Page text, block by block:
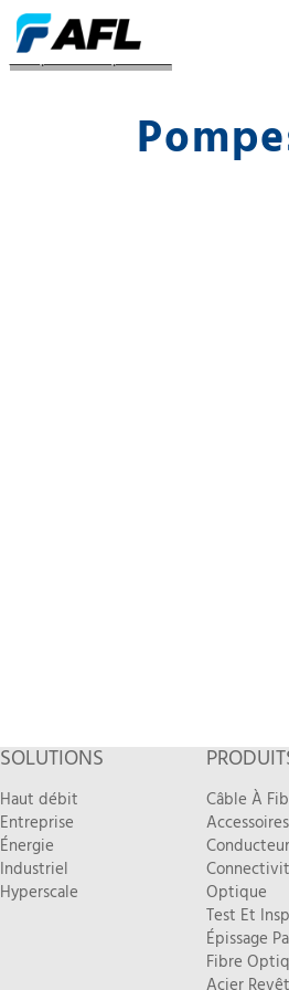
Pompes à compression
SOLUTIONS
Haut débit
Entreprise
Énergie
Industriel
Hyperscale
Câble À
Optique
Test Et
Épissage
Fibre